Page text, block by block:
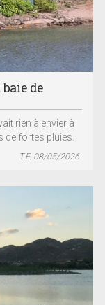
de
rien à envier à
de fortes pluies.
T.F. 08/05/2026